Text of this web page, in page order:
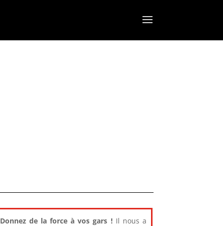
Donnez de la force à vos gars !Il nous a